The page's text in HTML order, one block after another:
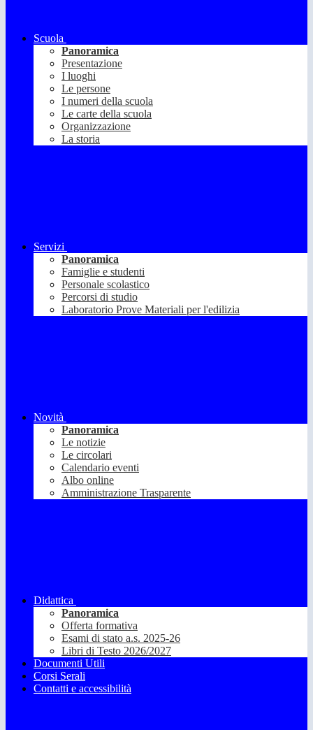
Scuola
Panoramica
Presentazione
I luoghi
Le persone
I numeri della scuola
Le carte della scuola
Organizzazione
La storia
Servizi
Panoramica
Famiglie e studenti
Personale scolastico
Percorsi di studio
Laboratorio Prove Materiali per l'edilizia
Novità
Panoramica
Le notizie
Le circolari
Calendario eventi
Albo online
Amministrazione Trasparente
Didattica
Panoramica
Offerta formativa
Esami di stato a.s. 2025-26
Libri di Testo 2026/2027
Documenti Utili
Corsi Serali
Contatti e accessibilità